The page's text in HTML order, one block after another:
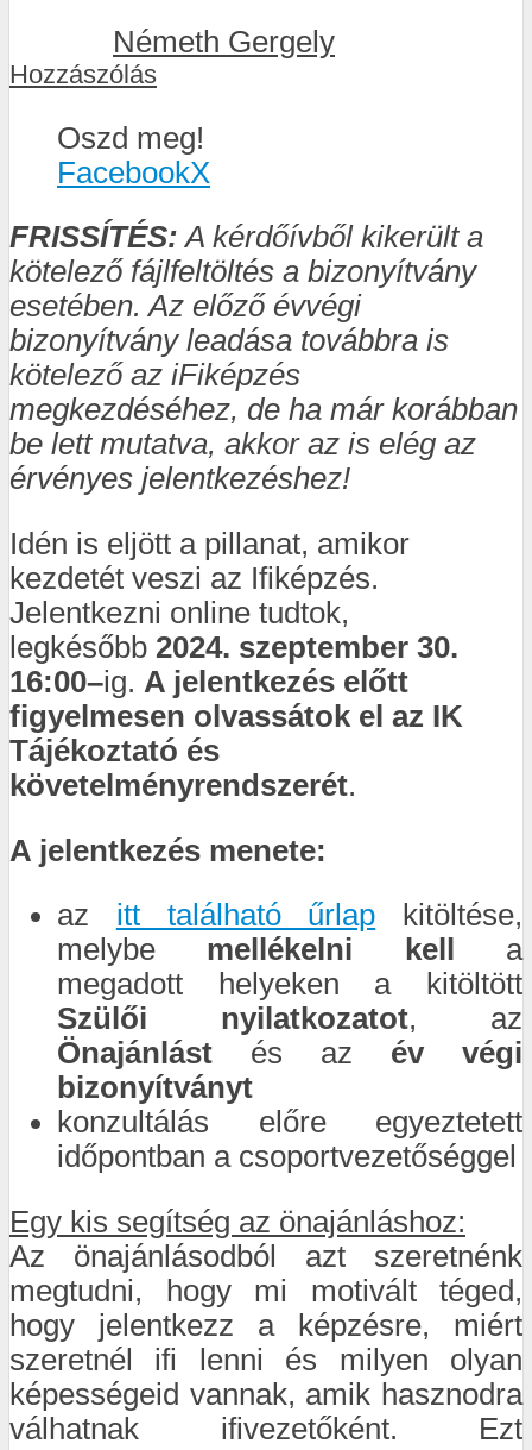
Németh Gergely
Hozzászólás
Oszd meg!
FacebookX
FRISSÍTÉS: A kérdőívből kikerült a
kötelező fájlfeltöltés a bizonyítvány
esetében. Az előző évvégi
bizonyítvány leadása továbbra is
kötelező az iFiképzés
megkezdéséhez, de ha már korábban
be lett mutatva, akkor az is elég az
érvényes jelentkezéshez!
Idén is eljött a pillanat, amikor
kezdetét veszi az Ifiképzés.
Jelentkezni online tudtok,
legkésőbb 2024. szeptember 30.
16:00–ig. A jelentkezés előtt
figyelmesen olvassátok el az IK
Tájékoztató és
követelményrendszerét.
A jelentkezés menete:
az itt található űrlap kitöltése,
melybe mellékelni kell
a
megadott helyeken a kitöltött
Szülői nyilatkozatot, az
Önajánlást és az év végi
bizonyítványt
konzultálás előre egyeztetett
időpontban a csoportvezetőséggel
Egy kis segítség az önajánláshoz:
Az önajánlásodból azt szeretnénk
megtudni, hogy mi motivált téged,
hogy jelentkezz a képzésre, miért
szeretnél ifi lenni és milyen olyan
képességeid vannak, amik hasznodra
válhatnak ifivezetőként. Ezt